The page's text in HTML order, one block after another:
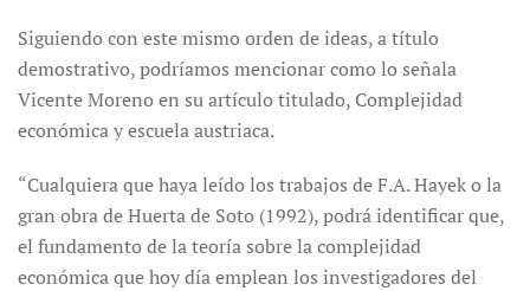
Siguiendo con este mismo orden de ideas, a título
demostrativo, podríamos mencionar como lo señala
Vicente Moreno en su artículo titulado, Complejidad
económica y escuela austriaca.
“Cualquiera que haya leído los trabajos de F.A. Hayek o la
gran obra de Huerta de Soto (1992), podrá identificar que,
el fundamento de la teoría sobre la complejidad
económica que hoy día emplean los investigadores del